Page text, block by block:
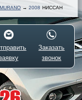
→2008 НИССАН
Заказать
звонок